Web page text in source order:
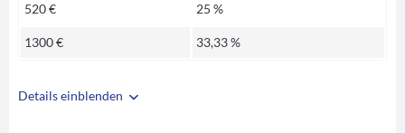
Details einblenden
520 € 25 %
1300 € 33,33 %